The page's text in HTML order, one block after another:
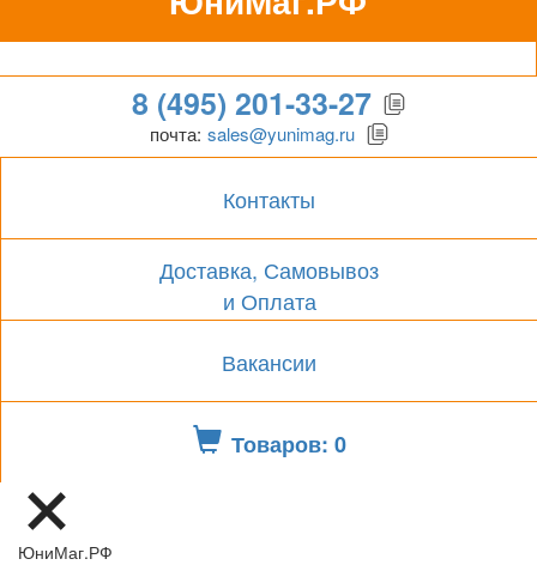
Гипермаркет для бизнеса
8 (495) 201-33-27
почта: sales@yunimag.ru
Контакты
Доставка, Самовывоз
и Оплата
Вакансии
Товаров: 0
ЮниМаг.РФ